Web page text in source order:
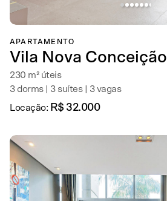
APARTAMENTO
Vila Nova Conceição
230 m² úteis
3 dorms | 3 suítes | 3 vagas
Locação: R$ 32.000